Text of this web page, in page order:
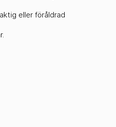
eller föråldrad